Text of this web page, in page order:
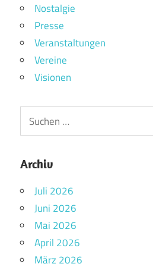
Nostalgie
Presse
Veranstaltungen
Vereine
Visionen
Archiv
Juli 2026
Juni 2026
Mai 2026
April 2026
März 2026